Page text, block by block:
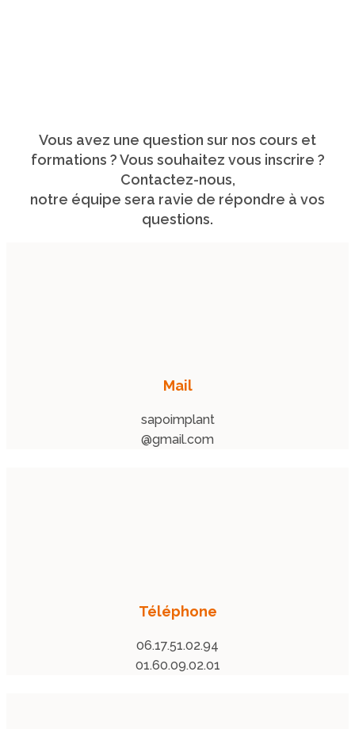
Vous avez une question sur nos cours et
formations ? Vous souhaitez vous inscrire ?
Contactez-nous,
notre équipe sera ravie de répondre à vos
questions.
Mail
sapoimplant
@gmail.com
Téléphone
06.17.51.02.94
01.60.09.02.01